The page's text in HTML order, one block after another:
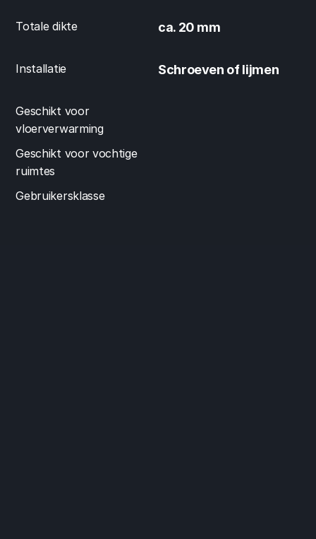
Totale dikte ca. 20 mm
Installatie Schroeven of lijmen
Geschikt voor
vloerverwarming
Geschikt voor vochtige
ruimtes
Gebruikersklasse